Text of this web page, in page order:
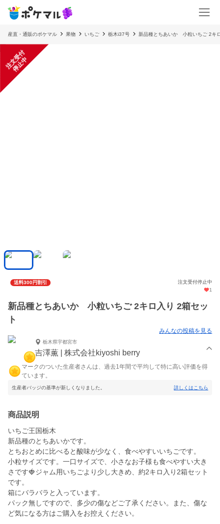
産直・通販のポケマル 果物 いちご 栃木i37号 新品種とちあいか 小粒いちご 2キ
注
文
受
付
停
止
中
送料300円割引
注文受付停止中
1
新品種とちあいか 小粒いちご 2キロ入り 2箱セッ
ト
みんなの投稿を見る
栃木県宇都宮市
吉澤薫 | 株式会社kiyoshi berry
マークのついた生産者さんは、過去1年間で平均して特に高い評価を得
ています。
生産者バッジの基準が新しくなりました。 詳しくはこちら
商品説明
いちご王国栃木
新品種のとちあいかです。
とちおとめに比べると酸味が少なく、食べやすいいちごです。
小粒サイズです。一口サイズで、小さなお子様も食べやすい大き
さです🍓ジャム用いちごより少し大きめ、約2キロ入り2箱セット
です。
箱にバラバラと入っています。
パック無しですので、多少の傷などご了承ください。また、傷な
ど気になる方はご購入をお控えください。